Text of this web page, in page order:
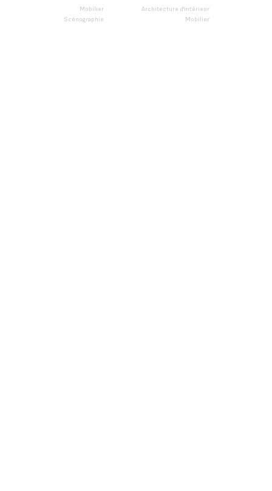
Mobilier
Scénographie
Architecture d'intérieur
Mobilier